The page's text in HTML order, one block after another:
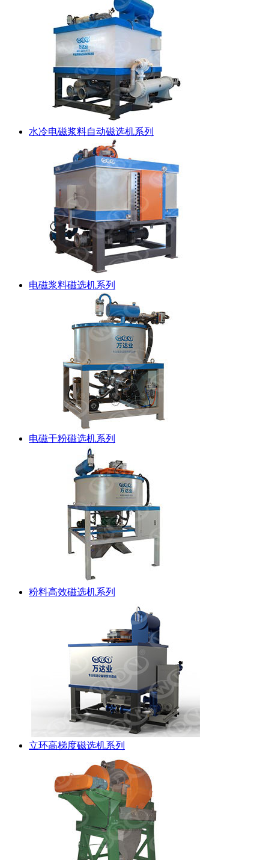
水冷电磁浆料自动磁选机系列
电磁浆料磁选机系列
电磁干粉磁选机系列
粉料高效磁选机系列
立环高梯度磁选机系列